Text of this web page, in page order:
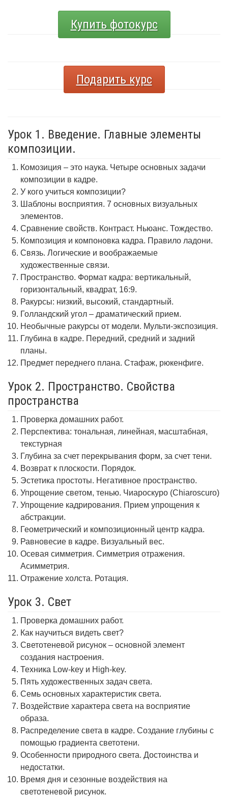
Купить фотокурс
Подарить курс
Урок 1. Введение. Главные элементы
композиции.
Комозиция – это наука. Четыре основных задачи
композиции в кадре.
У кого учиться композиции?
Шаблоны восприятия. 7 основных визуальных
элементов.
Сравнение свойств. Контраст. Ньюанс. Тождество.
Композиция и компоновка кадра. Правило ладони.
Связь. Логические и воображаемые
художественные связи.
Пространство. Формат кадра: вертикальный,
горизонтальный, квадрат, 16:9.
Ракурсы: низкий, высокий, стандартный.
Голландский угол – драматический прием.
Необычные ракурсы от модели. Мульти-экспозиция.
Глубина в кадре. Передний, средний и задний
планы.
Предмет переднего плана. Стафаж, рюкенфиге.
Урок 2. Пространство. Свойства
пространства
Проверка домашних работ.
Перспектива: тональная, линейная, масштабная,
текстурная
Глубина за счет перекрывания форм, за счет тени.
Возврат к плоскости. Порядок.
Эстетика простоты. Негативное пространство.
Упрощение светом, тенью. Чиароскуро (Chiaroscuro)
Упрощение кадрирования. Прием упрощения к
абстракции.
Геометрический и композиционный центр кадра.
Равновесие в кадре. Визуальный вес.
Осевая симметрия. Симметрия отражения.
Асимметрия.
Отражение холста. Ротация.
Урок 3. Свет
Проверка домашних работ.
Как научиться видеть свет?
Светотеневой рисунок – основной элемент
создания настроения.
Техника Low-key и High-key.
Пять художественных задач света.
Семь основных характеристик света.
Воздействие характера света на восприятие
образа.
Распределение света в кадре. Создание глубины с
помощью градиента светотени.
Особенности природного света. Достоинства и
недостатки.
Время дня и сезонные воздействия на
светотеневой рисунок.